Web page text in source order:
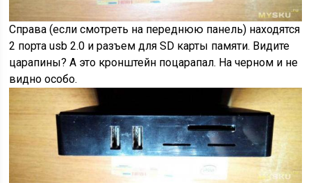
Справа (если смотреть на переднюю панель) находятся
2 порта usb 2.0 и разъем для SD карты памяти. Видите
царапины? А это кронштейн поцарапал. На черном и не
видно особо.